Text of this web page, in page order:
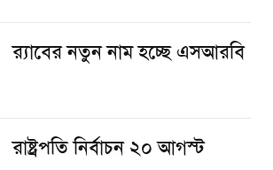
র‌্যাবের নতুন নাম হচ্ছে এসআরবি
রাষ্ট্রপতি নির্বাচন ২০ আগস্ট